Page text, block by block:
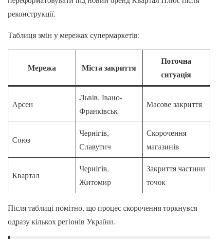
реконструкції.
Таблиця змін у мережах супермаркетів:
Мережа Міста закриття
Поточна
ситуація
Арсен
Львів, Івано-
Франківськ
Масове закриття
Союз
Чернігів,
Славутич
Скорочення
магазинів
Квартал
Чернігів,
Житомир
Закриття частини
точок
Після таблиці помітно, що процес скорочення торкнувся
одразу кількох регіонів України.